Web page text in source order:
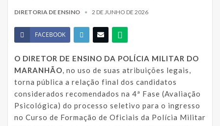
DIRETORIA DE ENSINO 2 DE JUNHO DE 2026
FACEBOOK
O DIRETOR DE ENSINO DA POLÍCIA MILITAR DO
MARANHÃO, no uso de suas atribuições legais,
torna pública a relação final dos candidatos
considerados recomendados na 4ª Fase (Avaliação
Psicológica) do processo seletivo para o ingresso
no Curso de Formação de Oficiais da Polícia Militar